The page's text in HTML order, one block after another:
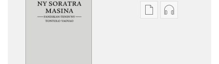
FandikanaFandikana